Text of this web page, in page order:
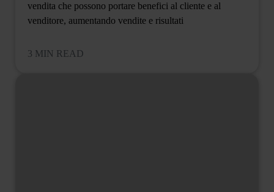
vendita che possono portare benefici al cliente e al
venditore, aumentando vendite e risultati
3 MIN READ